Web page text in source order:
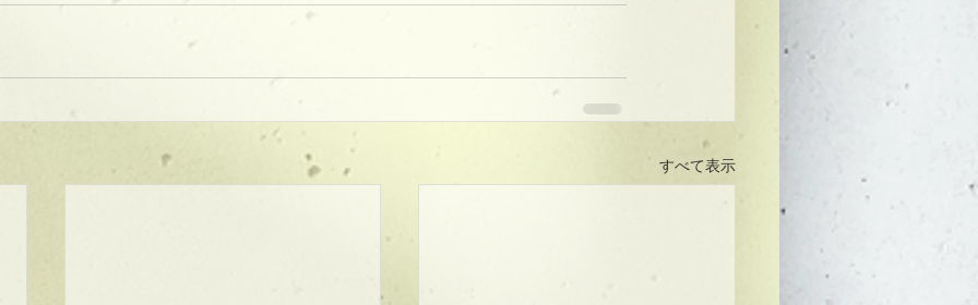
すべて表示